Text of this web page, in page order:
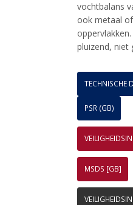
vochtbalans
ook metaal
pluizend, niet
TECHNISCHE
PSR (GB)
MSDS [GB]